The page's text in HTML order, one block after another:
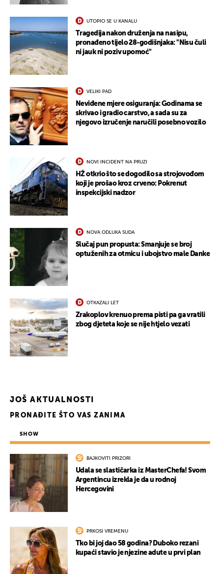
UTOPIO SE U KANALU
Tragedija nakon druženja na nasipu,
pronađeno tijelo 28-godišnjaka: "Nisu čuli
ni jauk ni poziv upomoć"
VELIKI PAD
Neviđene mjere osiguranja: Godinama se
skrivao i gradio carstvo, a sada su za
njegovo izručenje naručili posebno vozilo
NOVI INCIDENT NA PRUZI
HŽ otkrio što se dogodilo sa strojovođom
koji je prošao kroz crveno: Pokrenut
inspekcijski nadzor
NOVA ODLUKA SUDA
Slučaj pun propusta: Smanjuje se broj
optuženih za otmicu i ubojstvo male Danke
OTKAZALI LET
Zrakoplov krenuo prema pisti pa ga vratili
zbog djeteta koje se nije htjelo vezati
JOŠ AKTUALNOSTI
PRONAĐITE ŠTO VAS ZANIMA
SHOW
BAJKOVITI PRIZORI
Udala se slastičarka iz MasterChefa! Svom
Argentincu izrekla je da u rodnoj
Hercegovini
PRKOSI VREMENU
Tko bi joj dao 58 godina? Duboko rezani
kupaći stavio je njezine adute u prvi plan
UKLJUČITE NOTIFIKACIJE